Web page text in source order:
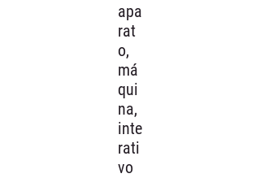
apa
rat
o,
má
qui
na,
inte
rati
vo